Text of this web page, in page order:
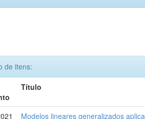
de itens:
Título
Modelos lineares generalizados